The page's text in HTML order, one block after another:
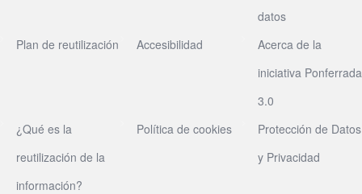
datos
Plan de reutilización
Accesibilidad
Acerca de la
iniciativa Ponferrada
3.0
¿Qué es la
reutilización de la
información?
Política de cookies
Protección de Datos
y Privacidad